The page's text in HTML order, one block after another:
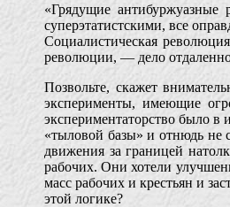
«Грядущие
суперэтатистскими, все
Социалистическая
революции, — дело
Позвольте, скажет
эксперименты, имеющие
экспериментаторство было в
«тыловой базы» и отнюдь не
движения за границей
рабочих. Они хотели
масс рабочих и крестьян и
этой логике?